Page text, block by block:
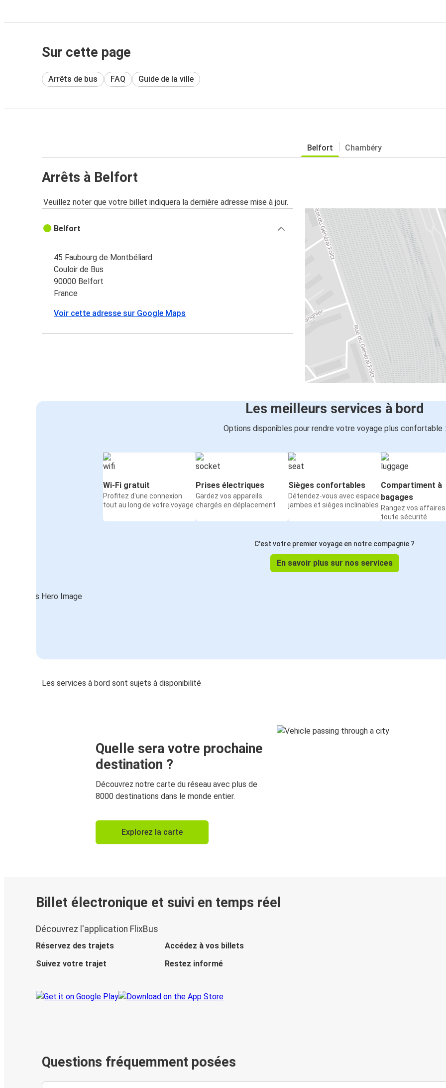
Sur cette page
Arrêts de bus FAQ Guide de la ville
Belfort Chambéry
Arrêts à Belfort
Veuillez noter que votre billet indiquera la dernière adresse mise à jour.
Belfort
45 Faubourg de Montbéliard
Couloir de Bus
90000 Belfort
France
Voir cette adresse sur Google Maps
Les meilleurs services à bord
Options disponibles pour rendre votre voyage plus confortable :
Wi-Fi gratuit
Profitez d'une connexion
tout au long de votre voyage
Prises électriques
Gardez vos appareils
chargés en déplacement
Sièges confortables
Détendez-vous avec espace
jambes et sièges inclinables
Compartiment à
bagages
Rangez vos affaires
toute sécurité
C'est votre premier voyage en notre compagnie ?
En savoir plus sur nos services
Les services à bord sont sujets à disponibilité
Quelle sera votre prochaine
destination ?
Découvrez notre carte du réseau avec plus de
8000 destinations dans le monde entier.
Explorez la carte
Billet électronique et suivi en temps réel
Découvrez l'application FlixBus
Réservez des trajets
Accédez à vos billets
Suivez votre trajet
Restez informé
Questions fréquemment posées